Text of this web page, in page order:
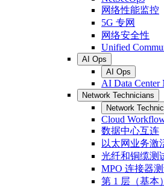
网络性能监控
5G 专网
网络安全性
Unified
AI Ops
AI Ops
AI Data Center
Network Technicians
Network
Cloud
数据中心互连
以太网业务激
光纤和铜缆测
MPO 连接器
第 1 层（基本